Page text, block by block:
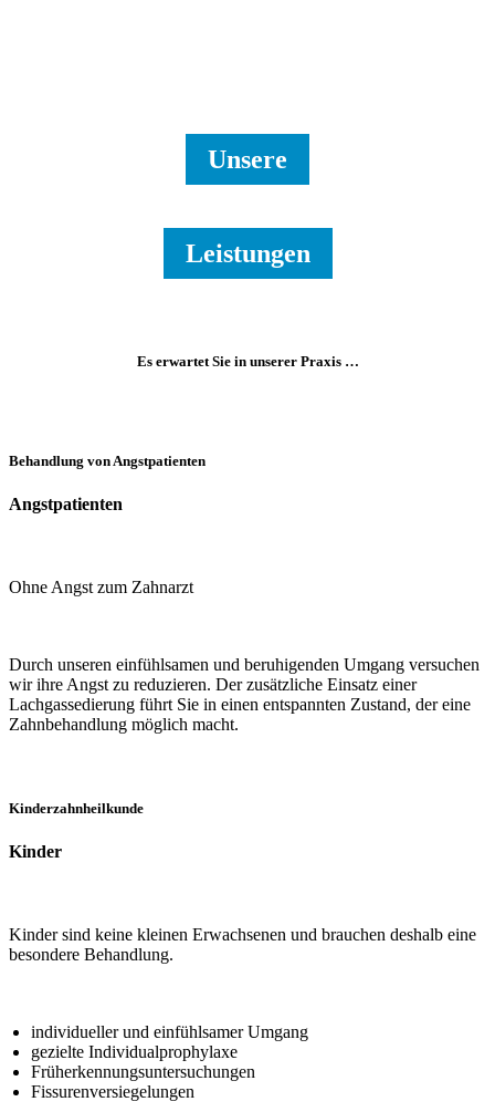
Unsere
Leistungen
Es erwartet Sie in unserer Praxis …
Behandlung von Angstpatienten
Angstpatienten
Ohne Angst zum Zahnarzt
Durch unseren einfühlsamen und beruhigenden Umgang versuchen
wir ihre Angst zu reduzieren. Der zusätzliche Einsatz einer
Lachgassedierung führt Sie in einen entspannten Zustand, der eine
Zahnbehandlung möglich macht.
Kinderzahnheilkunde
Kinder
Kinder sind keine kleinen Erwachsenen und brauchen deshalb eine
besondere Behandlung.
individueller und einfühlsamer Umgang
gezielte Individualprophylaxe
Früherkennungsuntersuchungen
Fissurenversiegelungen